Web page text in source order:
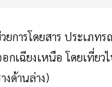
ยการโดยสาร ประเ
กเฉียงเหนือ โดยเที่ย
ด้านล่าง)